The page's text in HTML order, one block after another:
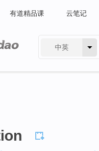
有道精品课 云笔记
中英